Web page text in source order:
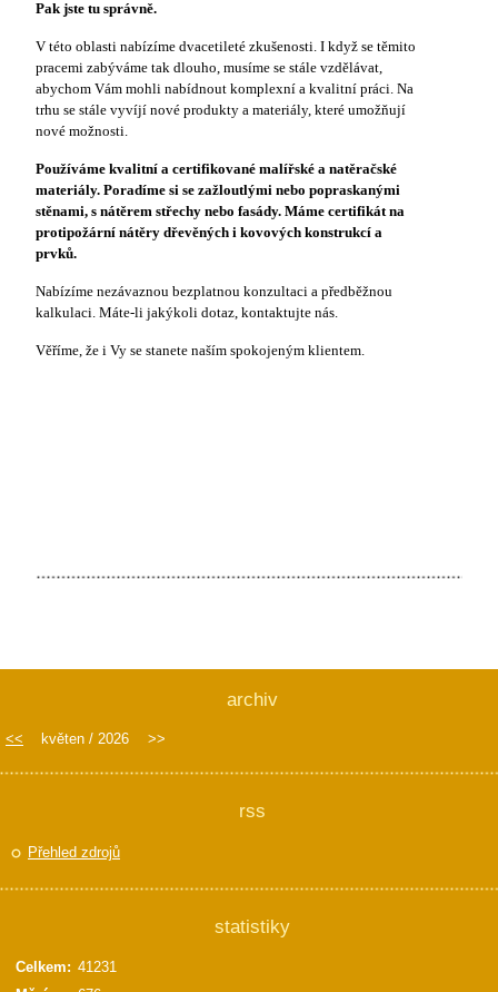
Pak jste tu správně.
V této oblasti nabízíme dvacetileté zkušenosti. I když se těmito
pracemi zabýváme tak dlouho, musíme se stále vzdělávat,
abychom Vám mohli nabídnout komplexní a kvalitní práci. Na
trhu se stále vyvíjí nové produkty a materiály, které umožňují
nové možnosti.
Používáme kvalitní a certifikované malířské a natěračské
materiály. Poradíme si se zažloutlými nebo popraskanými
stěnami, s nátěrem střechy nebo fasády. Máme certifikát na
protipožární nátěry dřevěných i kovových konstrukcí a
prvků.
Nabízíme nezávaznou bezplatnou konzultaci a předběžnou
kalkulaci. Máte-li jakýkoli dotaz, kontaktujte nás.
Věříme, že i Vy se stanete naším spokojeným klientem.
archiv
<< květen / 2026 >>
rss
Přehled zdrojů
statistiky
Celkem: 41231